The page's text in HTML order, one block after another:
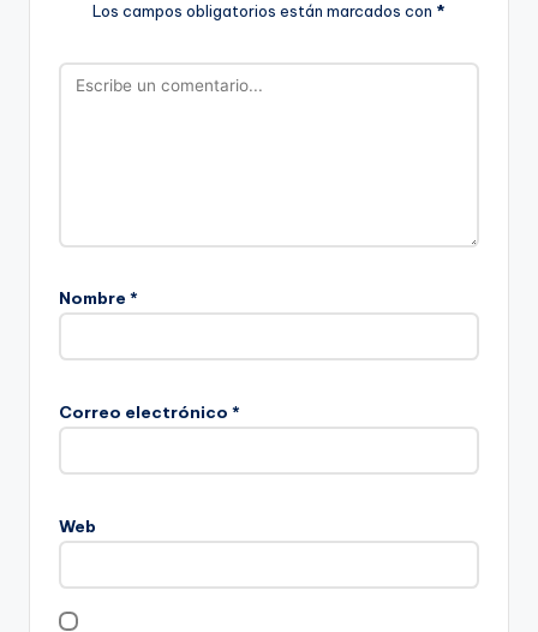
Los campos obligatorios están marcados con *
Nombre *
Correo electrónico *
Web